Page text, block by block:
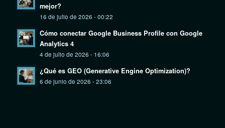
mejor?
16 de julio de 2026 - 00:22
Cómo conectar Google Business Profile con Google
Analytics 4
4 de julio de 2026 - 16:06
¿Qué es GEO (Generative Engine Optimization)?
6 de junio de 2026 - 23:06